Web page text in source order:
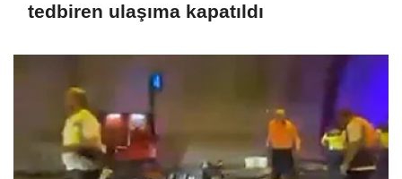
tedbiren ulaşıma kapatıldı